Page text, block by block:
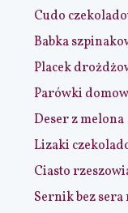
Cudo
Babka
Placek
Parówki
Deser z melona
Lizaki
Ciasto
Sernik bez sera